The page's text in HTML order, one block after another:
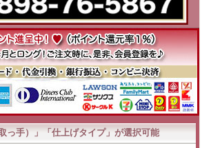
っ手）」「仕上げタイプ」が選択可能